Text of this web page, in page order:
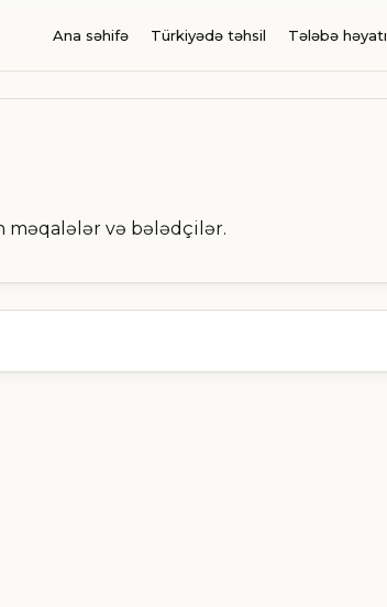
Ana səhifə Türkiyədə təhsil Tələbə həyatı
məqalələr və bələdçilər.